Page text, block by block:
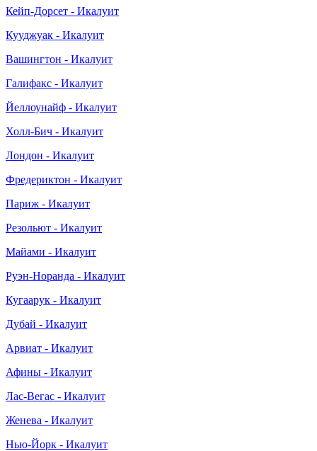
Кейп-Дорсет - Икалуит
Кууджуак - Икалуит
Вашингтон - Икалуит
Галифакс - Икалуит
Йеллоунайф - Икалуит
Холл-Бич - Икалуит
Лондон - Икалуит
Фредериктон - Икалуит
Париж - Икалуит
Резольют - Икалуит
Майами - Икалуит
Руэн-Норанда - Икалуит
Кугаарук - Икалуит
Дубай - Икалуит
Арвиат - Икалуит
Афины - Икалуит
Лас-Вегас - Икалуит
Женева - Икалуит
Нью-Йорк - Икалуит